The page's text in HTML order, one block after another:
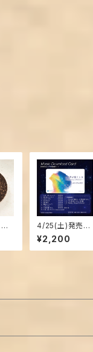
】
4/25(土)発売
『この声が届くと
き』ミュージック
カード
¥2,200